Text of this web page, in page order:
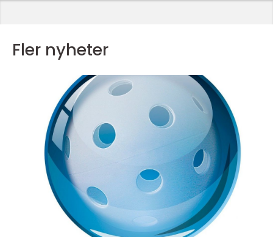
Fler nyheter